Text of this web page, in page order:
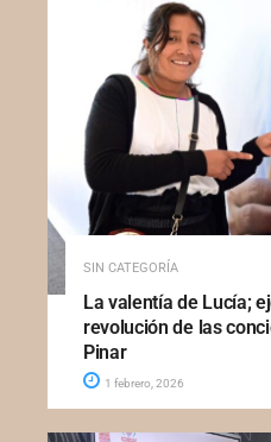
SIN CATEGORÍA
La valentía de Lucía;
revolución de las
Pinar
1 febrero, 2026